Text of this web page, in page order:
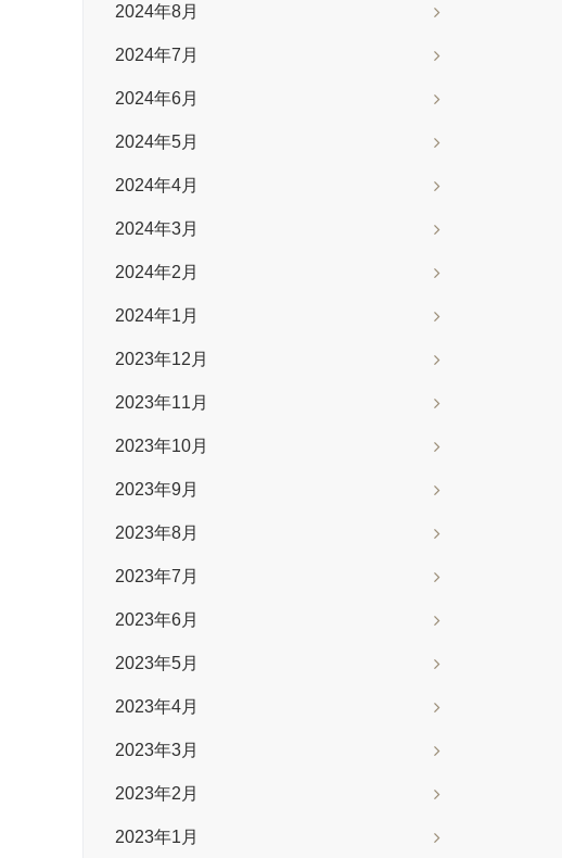
2024年8月
2024年7月
2024年6月
2024年5月
2024年4月
2024年3月
2024年2月
2024年1月
2023年12月
2023年11月
2023年10月
2023年9月
2023年8月
2023年7月
2023年6月
2023年5月
2023年4月
2023年3月
2023年2月
2023年1月